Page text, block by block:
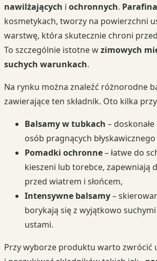
nawilżających i ochronnych. Parafina
kosmetykach, tworzy na powierzchni
warstwę, która skutecznie chroni
To szczególnie istotne wzimowych
suchych warunkach.
Na rynku można znaleźć różnorodne
zawierające ten składnik. Oto kilka
Balsamy w tubkach –
osób pragnących
Pomadki ochronne– łatwe do
kieszeni lub torebce, zapewniają
przed wiatrem i słońcem,
Intensywne balsamy–
borykają się z wyjątkowo
ustami.
Przy wyborze produktu warto zwrócić